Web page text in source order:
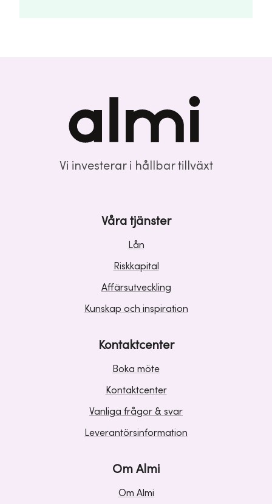
Vi investerar i hållbar tillväxt
Våra tjänster
Lån
Riskkapital
Affärsutveckling
Kunskap och inspiration
Kontaktcenter
Boka möte
Kontaktcenter
Vanliga frågor & svar
Leverantörsinformation
Om Almi
Om Almi